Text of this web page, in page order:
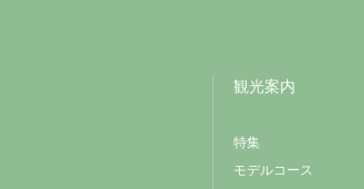
観光案内
特集
モデルコース